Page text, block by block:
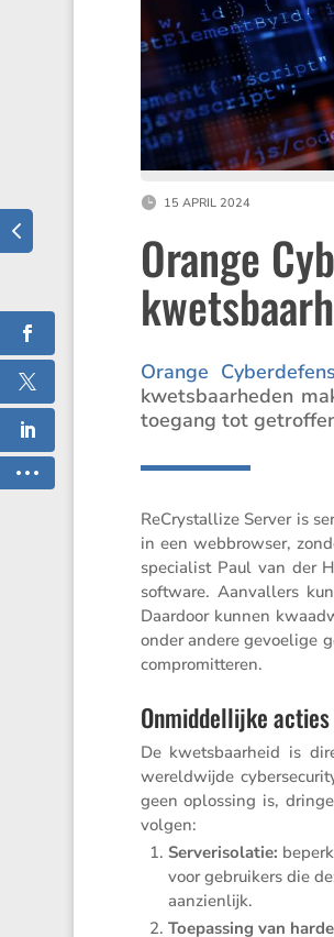
15 APRIL 2024
Orange
Orange
kwets­baar­heden
toegang tot
ReCrystal­lize Server is
in een webbrowser,
spe­ci­a­list Paul van der
software. Aanval­lers
Daardoor kunnen
onder andere gevoe­lige
compromitteren.
Onmiddellijke
De kwets­baar­heid is
wereld­wijde
geen oplos­sing is,
volgen:
Serve­r­iso­latie:
voor gebrui­kers die
aanzienlijk.
Toepas­sing van